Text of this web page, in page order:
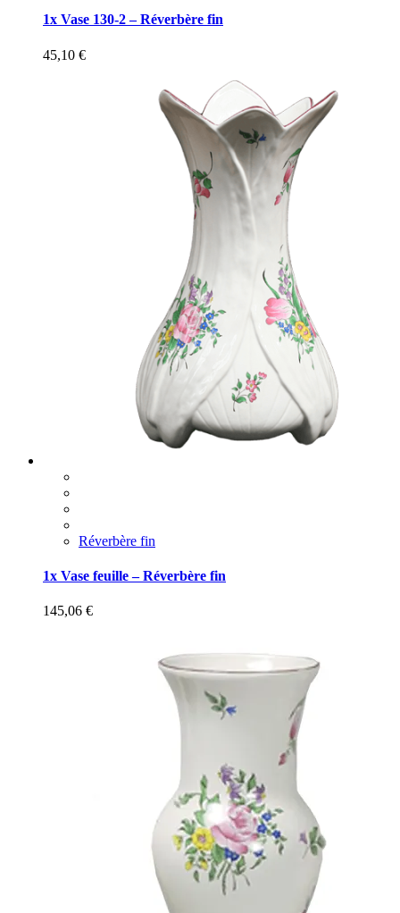
1x Vase 130-2 – Réverbère fin
45,10 €
Réverbère fin
1x Vase feuille – Réverbère fin
145,06 €